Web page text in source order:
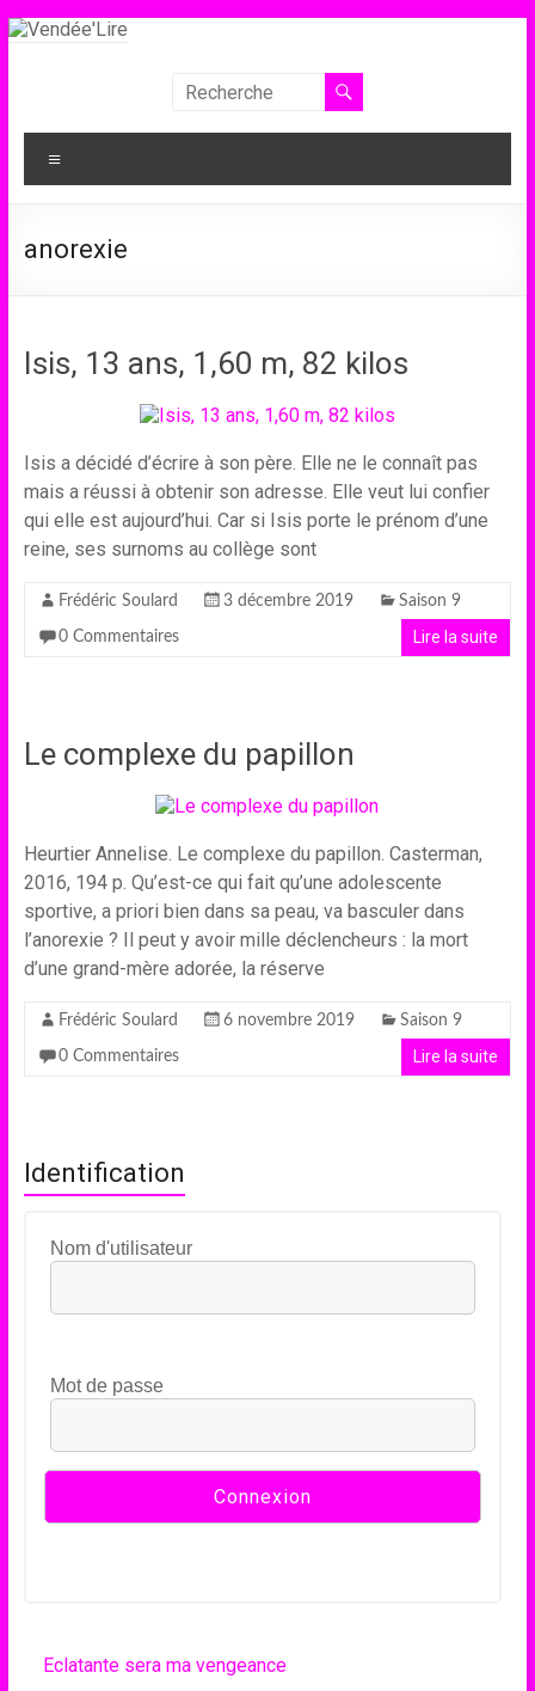
Aller
Vendée'Lire
Le
prix
collégiens
anorexie
Isis, 13 ans, 1,60 m, 82 kilos
Isis a décidé d’écrire à son père. Elle ne le connaît pas
mais a réussi à obtenir son adresse. Elle veut lui confier
qui elle est aujourd’hui. Car si Isis porte le prénom d’une
reine, ses surnoms au collège sont
Frédéric Soulard 3 décembre 2019 Saison 9
0 Commentaires Lire la suite
Le complexe du papillon
Heurtier Annelise. Le complexe du papillon. Casterman,
2016, 194 p. Qu’est-ce qui fait qu’une adolescente
sportive, a priori bien dans sa peau, va basculer dans
l’anorexie ? Il peut y avoir mille déclencheurs : la mort
d’une grand-mère adorée, la réserve
Frédéric Soulard 6 novembre 2019 Saison 9
0 Commentaires Lire la suite
Identification
Nom d'utilisateur
Mot de passe
Eclatante sera ma vengeance